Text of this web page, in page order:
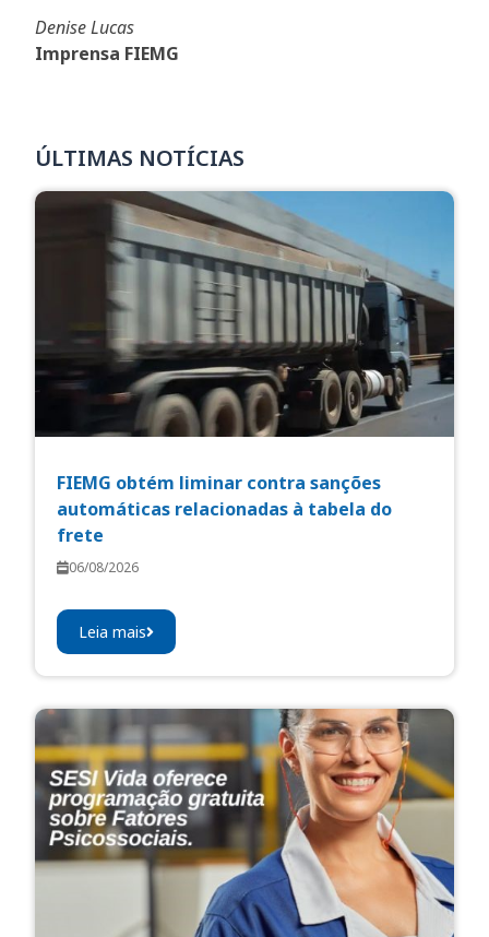
Denise Lucas
Imprensa FIEMG
ÚLTIMAS NOTÍCIAS
FIEMG obtém liminar contra sanções
automáticas relacionadas à tabela do
frete
06/08/2026
Leia mais